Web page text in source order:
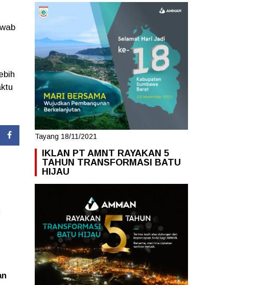
Tayang 18/11/2021
IKLAN PT AMNT RAYAKAN 5
TAHUN TRANSFORMASI BATU
HIJAU